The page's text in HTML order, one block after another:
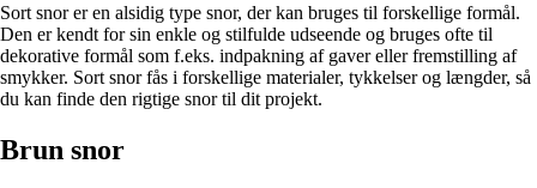
Sort snor er en alsidig type snor, der kan bruges til forskellige formål.
Den er kendt for sin enkle og stilfulde udseende og bruges ofte til
dekorative formål som f.eks. indpakning af gaver eller fremstilling af
smykker. Sort snor fås i forskellige materialer, tykkelser og længder, så
du kan finde den rigtige snor til dit projekt.
Brun snor